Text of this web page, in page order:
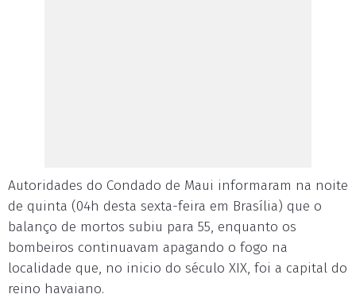
Autoridades do Condado de Maui informaram na noite
de quinta (04h desta sexta-feira em Brasília) que o
balanço de mortos subiu para 55, enquanto os
bombeiros continuavam apagando o fogo na
localidade que, no inicio do século XIX, foi a capital do
reino havaiano.